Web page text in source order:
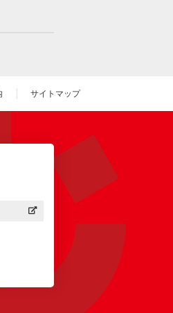
サイトマップ
ます）